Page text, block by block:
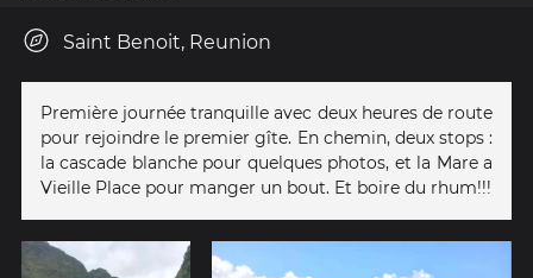
Saint Benoit, Reunion
Première journée tranquille avec deux heures de route
pour rejoindre le premier gîte. En chemin, deux stops :
la cascade blanche pour quelques photos, et la Mare a
Vieille Place pour manger un bout. Et boire du rhum!!!